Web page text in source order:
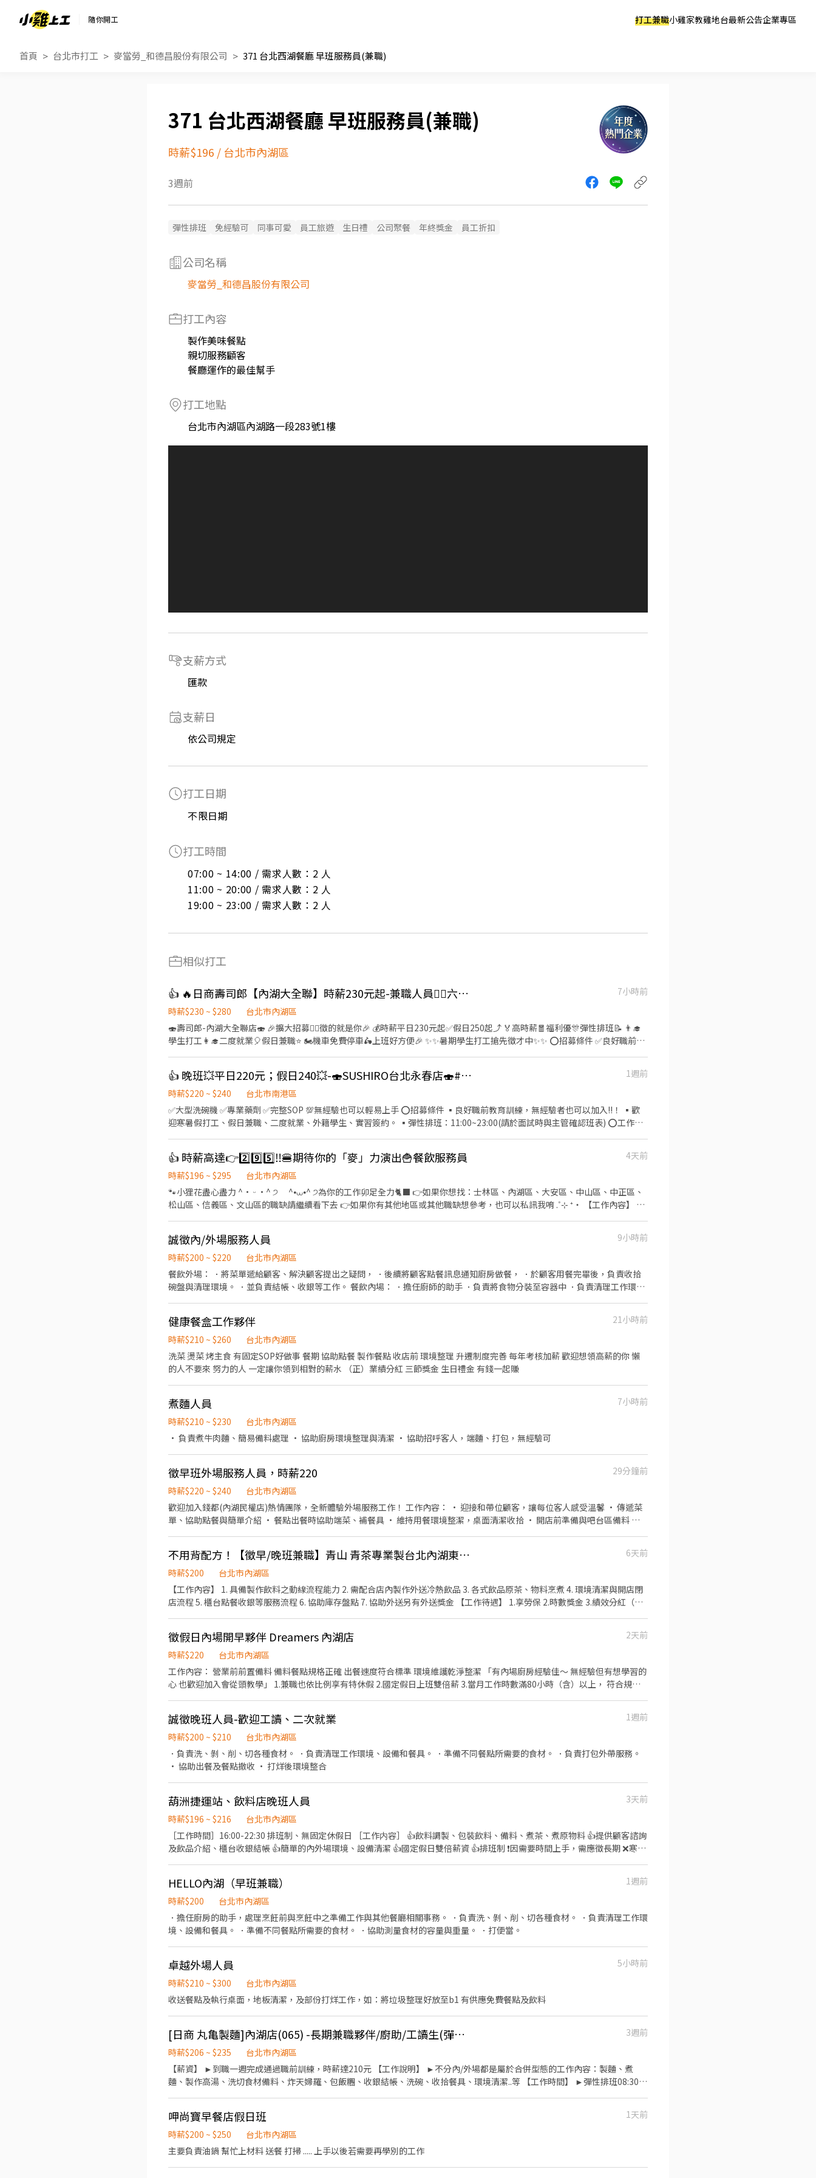
隨你開工 打工兼職小雞家教雞地台最新公告企業專區
首頁 台北市打工 麥當勞_和德昌股份有限公司 371 台北西湖餐廳 早班服務員(兼職)
371 台北西湖餐廳 早班服務員(兼職)
時薪$196 / 台北市內湖區
3週前
彈性排班 免經驗可 同事可愛 員工旅遊 生日禮 公司聚餐 年終獎金 員工折扣
公司名稱
麥當勞_和德昌股份有限公司
打工內容
製作美味餐點
親切服務顧客
餐廳運作的最佳幫手
打工地點
台北市內湖區內湖路一段283號1樓
支薪方式
匯款
支薪日
依公司規定
打工日期
不限日期
打工時間
07:00 ~ 14:00 / 需求人數：2 人
11:00 ~ 20:00 / 需求人數：2 人
19:00 ~ 23:00 / 需求人數：2 人
相似打工
👍 🔥日商壽司郎【內湖大全聯】時薪230元起-兼職人員🙆‍♀️六日250元起💰
7小時前
時薪$230 ~ $280
台北市內湖區
🍣壽司郎-內湖大全聯店🍣 🎉擴大招募🙆‍♀️徵的就是你🎉 💰時薪平日230元起✅️假日250起⤴️ 🏅高時薪🧧福利優🎊彈性排班📝 👨‍🎓
學生打工👩‍🎓二度就業🎈假日兼職⭐️ 🏍機車免費停車🛵上班好方便🎉 ✨️✨️暑期學生打工搶先徵才中✨️✨️ ⭕招募條件 ✅️良好職前教
作內容 ▪外場🎈 帶客入座→介紹、服務→飲料提供→餐具清洗→桌邊結帳→收銀結帳......等。 ▪內場🍣 商品進貨、準備、整理→
餐點製作→提供餐點→餐具清洗→環境整理維護......等。 ▪洗碗區🫧 餐具清洗、環境整理整頓、環境清洗......等。 ✨️在職教育訓練
完善，無經驗者也OK✨️ ⭕獎金福利 ▪生日禮券！ ▪員工用餐優惠！ ▪不定期活動競賽獎金！ ▪一年4次考核及調薪！ ▪加班費
5分鐘為單位計算！ ▪介紹親朋好友入職，期滿可獲得3,000～5,000元獎金！ ⭕基本保障 ①加班費(以5分鐘為單位計算) ②勞
保、健保、意外險 ③每月提撥勞工退休新制6% ④特休按照勞基法規定 ⑤颱風天出勤津貼 ⑥員工用餐折扣 ⑦提供員工制服 ⑧任
職一年後提供免費健檢
👍 晚班💥平日220元；假日240💥-🍣SUSHIRO台北永春店🍣#待遇佳
1週前
時薪$220 ~ $240
台北市南港區
✅️大型洗碗機 ✅️專業藥劑 ✅️完整SOP 💯無經驗也可以輕易上手 ⭕招募條件 ▪良好職前教育訓練，無經驗者也可以加入!!！ ▪歡
迎寒暑假打工、假日兼職、二度就業、外籍學生、實習簽約。 ▪彈性排班：11:00~23:00(請於面試時與主管確認班表) ⭕工作內
習到日本商業禮儀、衛生知識及專業的烹飪技巧，還可接觸店鋪的經營管理，例如：成本控管及數據分析等專業知識 ▪升遷快速
且制度完善，依努力及成果將有升遷加薪的機會 ▪享有完善的福利制度，加班費為5分鐘為單位計算，重視員工的辛勤付出 ▪計
畫拓展全台灣，讓更多人有機會品嚐美味平價壽司，致力成為頂尖品牌 ⭕基本保障 ①加班費(以5分鐘為單位計算) ②勞保、健
保、意外險 ③每月提撥勞工退休新制6% ④特休／年假按照勞基法規定 ⑤颱風天出勤津貼補助 ⑥員工店內用餐折扣 ⑦提供員工
制服 ⑧任職一年後提供免費健檢
👍 時薪高達👉2️⃣9️⃣5️⃣‼️🍔期待你的「麥」力演出🍟餐飲服務員
4天前
時薪$196 ~ $295
台北市內湖區
🐾小狸花盡心盡力 ^• ᵕ •^ ੭ ^⦁⩊⦁^ ੭為你的工作卯足全力🐈‍⬛ 👉如果你想找：士林區、內湖區、大安區、中山區、中正區、
松山區、信義區、文山區的職缺請繼續看下去 👉如果你有其他地區或其他職缺想參考，也可以私訊我唷 .˚⊹ ⁺‧ 【工作內容】 ‧⁺
店 .˚⊹ ⁺‧ 【薪資制度】 ‧⁺ ⊹˚. 💰 在上述時段內，時薪為 $ 225 ~ 240 🪙 若非以上時段，時薪為 $ 196 💰 過00:00 + $ 55 夜班津貼
.˚⊹ ⁺‧ 【 休假制度】 ‧⁺ ⊹˚. 📌 採排休制（無固定休） 🗓️ 周一至週日皆需排班 🚫 周六、周日可排休不可固定休 .˚⊹ ⁺‧ 【上班地
點】 ‧⁺ ⊹˚. 👉士林區 台北士林店📍台北市士林區中山北路五段602號 👉內湖區 台北西湖店📍台北市內湖區內湖路一段283號 台
北舊宗二店📍台北市內湖區舊宗路一段275號 👉大安區 羅斯福店📍台北市大安區羅斯福路二段45號 台北麟光店📍台北市大安區
和平東路三段406巷8號 台北復興二店📍台北市大安區復興南路二段273號 台北光復店📍台北市大安區光復南路286號 👉中山區
台北長春店📍台北市中山區長春路172號 台北南京五店📍台北市中山區南京東路三段210之1號 👉中正區 林森二店📍台北市中正
區林森南路1號 台北濟南店📍台北市中正區濟南路二段66號 台北館前店📍台北市中正區館前路8號 台北公園店📍台北市中正區公
📍台北市松山區民權東路三段128號 台北南京二店📍台北市松山區南京東路五段162號 台北南京六店📍台北市松山區南京東路四
段57號 👉信義區 忠孝四店📍台北市信義區忠孝東路五段522號 台北101店📍台北市信義區市府路45號 台北夢廣場店📍台北市信
義區松高路11號 👉文山區 台北興隆店📍台北市文山區興隆路三段54號 台北指南店📍台北市文山區指南路二段67號 台北木新店
📍台北市文山區木新路三段174號 台北動物園三店📍台北市文山區新光路二段30號 .˚⊹ ⁺‧ 【超級亮點】 ‧⁺ ⊹˚. 💼 勞保・勞退・
團保 ⛽ 汽機車油資補貼 🔧 汽機車修繕補貼 🤝 推薦好友獎金 $600/人 📆 國定假日上班享雙倍薪資💥 .˚⊹ ⁺‧ 【 想聯繫我】 ‧⁺ ⊹˚.
☝️ 點選【立即應徵】我會速度回覆你！ ✌️ 或加入 🅻🅸🅽🅴：https://lin.ee/8rsUSDv 🤟 留言「姓名＋電話＋截圖職缺」就能聯
繫上～ 若想參考其他職缺，可以到我的Threads，看更多更多的職缺喔♬ My Threads：tsaipei_ruby https://reurl.cc/7b2vad
別害羞❌別害怕❌找工作聯繫我⭕
誠徵內/外場服務人員
9小時前
時薪$200 ~ $220
台北市內湖區
餐飲外場： ．將菜單遞給顧客、解決顧客提出之疑問， ．後續將顧客點餐訊息通知廚房做餐， ．於顧客用餐完畢後，負責收拾
碗盤與清理環境。 ．並負責結帳、收銀等工作。 餐飲內場： ．擔任廚師的助手 ．負責將食物分裝至容器中 ．負責清理工作環
健康餐盒工作夥伴
21小時前
時薪$210 ~ $260
台北市內湖區
洗菜 燙菜 烤主食 有固定SOP好做事 餐期 協助點餐 製作餐點 收店前 環境整理 升遷制度完善 每年考核加薪 歡迎想領高薪的你 懶
的人不要來 努力的人 一定讓你領到相對的薪水 （正）業績分紅 三節獎金 生日禮金 有錢一起賺
煮麵人員
7小時前
時薪$210 ~ $230
台北市內湖區
• 負責煮牛肉麵、簡易備料處理 • 協助廚房環境整理與清潔 • 協助招呼客人，端麵、打包，無經驗可
徵早班外場服務人員，時薪220
29分鐘前
時薪$220 ~ $240
台北市內湖區
歡迎加入錢都(內湖民權店)熱情團隊，全新體驗外場服務工作！ 工作內容： • 迎接和帶位顧客，讓每位客人感受溫馨 • 傳遞菜
單、協助點餐與簡單介紹 • 餐點出餐時協助端菜、補餐具 • 維持用餐環境整潔，桌面清潔收拾 • 開店前準備與吧台區備料 我
不用背配方！【徵早/晚班兼職】青山 青茶專業製台北內湖東湖店
6天前
時薪$200
台北市內湖區
【工作內容】 1. 具備製作飲料之動線流程能力 2. 需配合店內製作外送冷熱飲品 3. 各式飲品原茶、物料烹煮 4. 環境清潔與開店閉
店流程 5. 櫃台點餐收銀等服務流程 6. 協助庫存盤點 7. 協助外送另有外送獎金 【工作待遇】 1.享勞保 2.時數獎金 3.績效分紅（視
徵假日內場開早夥伴 Dreamers 內湖店
2天前
時薪$220
台北市內湖區
工作內容： 營業前前置備料 備料餐點規格正確 出餐速度符合標準 環境維護乾淨整潔 「有內場廚房經驗佳～ 無經驗但有想學習的
心 也歡迎加入會從頭教學」 1.兼職也依比例享有特休假 2.國定假日上班雙倍薪 3.當月工作時數滿80小時（含）以上， 符合規定
8:00-16:00
誠徵晚班人員-歡迎工讀、二次就業
1週前
時薪$200 ~ $210
台北市內湖區
．負責洗、剝、削、切各種食材。 ．負責清理工作環境、設備和餐具。 ．準備不同餐點所需要的食材。 ．負責打包外帶服務。
· 協助出餐及餐點撤收 · 打烊後環境整合
葫洲捷運站、飲料店晚班人員
3天前
時薪$196 ~ $216
台北市內湖區
［工作時間］16:00-22:30 排班制、無固定休假日 ［工作内容］ 👍飲料調製、包裝飲料、備料、煮茶、煮原物料 👍提供顧客諮詢
及飲品介紹、櫃台收銀結帳 👍簡單的內外場環境、設備清潔 👍國定假日雙倍薪資 👍排班制 ❗️因需要時間上手，需應徵長期 ❌寒、
HELLO內湖（早班兼職）
1週前
時薪$200
台北市內湖區
．擔任廚房的助手，處理烹飪前與烹飪中之準備工作與其他餐廳相關事務。 ．負責洗、剝、削、切各種食材。 ．負責清理工作環
境、設備和餐具。 ．準備不同餐點所需要的食材。 ．協助測量食材的容量與重量。 ．打便當。
卓越外場人員
5小時前
時薪$210 ~ $300
台北市內湖區
收送餐點及執行桌面，地板清潔，及部份打烊工作，如：將垃圾整理好放至b1 有供應免費餐點及飲料
[日商 丸亀製麵]內湖店(065) -長期兼職夥伴/廚助/工讀生(彈性排班)
3週前
時薪$206 ~ $235
台北市內湖區
【薪資】 ►到職一週完成通過職前訓練，時薪達210元 【工作說明】 ►不分內/外場都是屬於合併型態的工作內容：製麵、煮
麵、製作高湯、洗切食材備料、炸天婦羅、包飯糰、收銀結帳、洗碗、收拾餐具、環境清潔..等 【工作時間】 ►彈性排班08:30-
製麵)
呷尚寶早餐店假日班
1天前
時薪$200 ~ $250
台北市內湖區
主要負責油鍋 幫忙上材料 送餐 打掃 ..... 上手以後若需要再學別的工作